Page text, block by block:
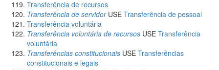
Transferência de recursos
Transferência de servidorUSE Transferência de pessoal
Transferência voluntária
Transferência voluntária de recursos USE Transferência
voluntária
Transferências constitucionais USE Transferências
constitucionais e legais